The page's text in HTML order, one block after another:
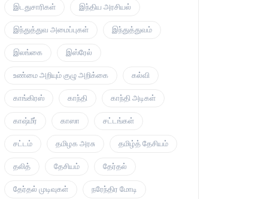
இடதுசாரிகள் இந்திய அரசியல்
இந்துத்துவ அமைப்புகள் இந்துத்துவம்
இலங்கை இஸ்ரேல்
உண்மை அறியும் குழு அறிக்கை கல்வி
காங்கிரஸ் காந்தி காந்தி அடிகள்
காஷ்மீர் காஸா சட்டங்கள்
சட்டம் தமிழக அரசு தமிழ்த் தேசியம்
தலித் தேசியம் தேர்தல்
தேர்தல் முடிவுகள் நரேந்திர மோடி